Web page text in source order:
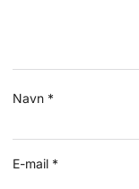
Navn *
E-mail *